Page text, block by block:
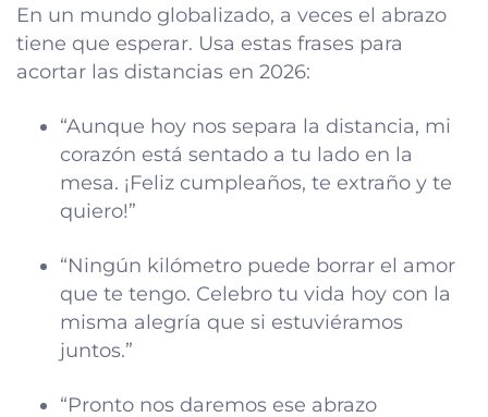
En un mundo globalizado, a veces el abrazo
tiene que esperar. Usa estas frases para
acortar las distancias en 2026:
“Aunque hoy nos separa la distancia, mi
corazón está sentado a tu lado en la
mesa. ¡Feliz cumpleaños, te extraño y te
quiero!”
“Ningún kilómetro puede borrar el amor
que te tengo. Celebro tu vida hoy con la
misma alegría que si estuviéramos
juntos.”
“Pronto nos daremos ese abrazo